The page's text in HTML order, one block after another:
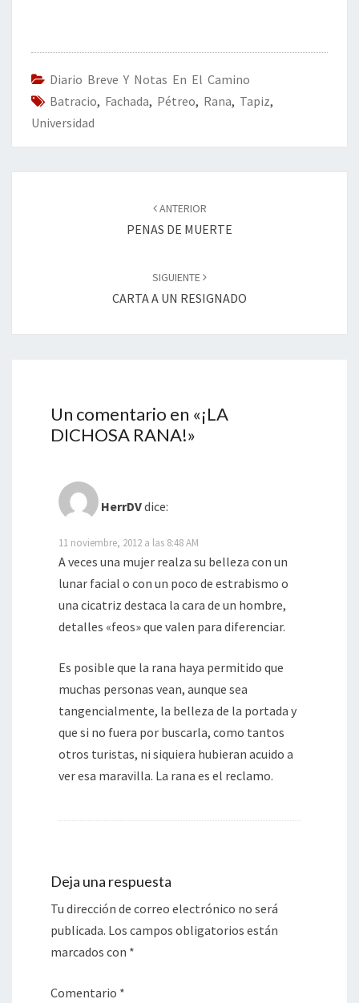
o
o
k
er dI
n
l
p
ar
tir
Diario Breve Y Notas En El Camino
Batracio, Fachada, Pétreo, Rana, Tapiz,
Universidad
ANTERIOR
PENAS DE MUERTE
SIGUIENTE
CARTA A UN RESIGNADO
Un comentario en «¡LA
DICHOSA RANA!»
HerrDVdice:
11 noviembre, 2012 a las 8:48 AM
A veces una mujer realza su belleza con un
lunar facial o con un poco de estrabismo o
una cicatriz destaca la cara de un hombre,
detalles «feos» que valen para diferenciar.
Es posible que la rana haya permitido que
muchas personas vean, aunque sea
tangencialmente, la belleza de la portada y
que si no fuera por buscarla, como tantos
otros turistas, ni siquiera hubieran acuido a
ver esa maravilla. La rana es el reclamo.
Deja una respuesta
Tu dirección de correo electrónico no será
publicada. Los campos obligatorios están
marcados con *
Comentario *